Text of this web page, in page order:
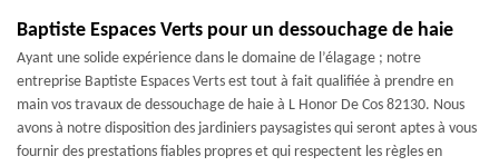
Baptiste Espaces Verts pour un dessouchage de haie
Ayant une solide expérience dans le domaine de l’élagage ; notre
entreprise Baptiste Espaces Verts est tout à fait qualifiée à prendre en
main vos travaux de dessouchage de haie à L Honor De Cos 82130. Nous
avons à notre disposition des jardiniers paysagistes qui seront aptes à vous
fournir des prestations fiables propres et qui respectent les règles en